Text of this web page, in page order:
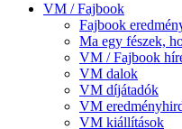
VM / Fajbook
Fajbook
Ma egy fészek,
VM / Fajbook
VM dalok
VM díjátadók
VM
VM kiállítások